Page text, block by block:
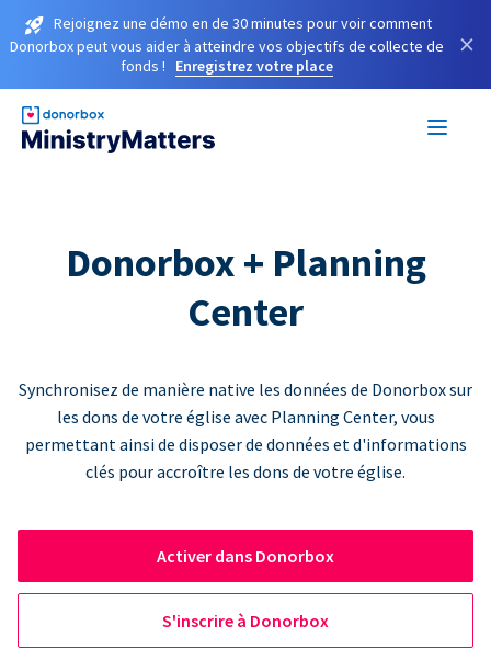
Rejoignez une démo en de 30 minutes pour voir comment
Donorbox peut vous aider à atteindre vos objectifs de collecte de
fonds !
Enregistrez votre place
×
Donorbox + Planning
Center
Synchronisez de manière native les données de Donorbox sur
les dons de votre église avec Planning Center, vous
permettant ainsi de disposer de données et d'informations
clés pour accroître les dons de votre église.
Activer dans Donorbox
S'inscrire à Donorbox